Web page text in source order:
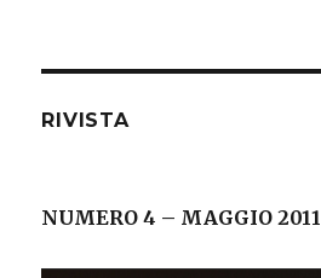
RIVISTA
NUMERO 4 – MAGGIO 2011